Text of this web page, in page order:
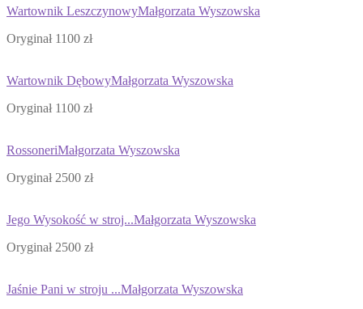
Wartownik LeszczynowyMałgorzata Wyszowska
Oryginał 1100 zł
Wartownik DębowyMałgorzata Wyszowska
Oryginał 1100 zł
RossoneriMałgorzata Wyszowska
Oryginał 2500 zł
Jego Wysokość w stroj...Małgorzata Wyszowska
Oryginał 2500 zł
Jaśnie Pani w stroju ...Małgorzata Wyszowska